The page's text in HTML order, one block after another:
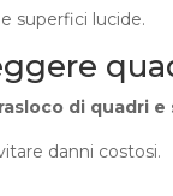
superfici lucide.
di quadri
danni costosi.